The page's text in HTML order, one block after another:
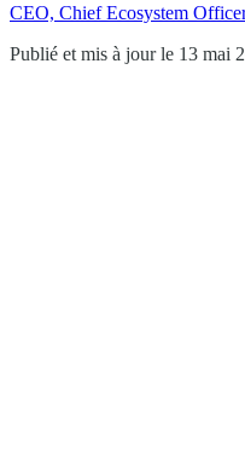
CEO, Chief Ecosystem
Publié et mis à jour le 13 mai